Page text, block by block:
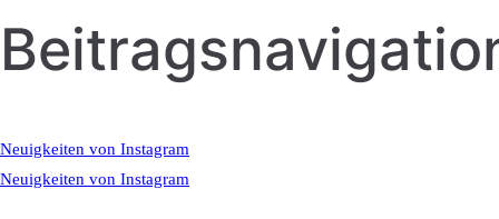
Neuigkeiten von Instagram
Neuigkeiten von Instagram